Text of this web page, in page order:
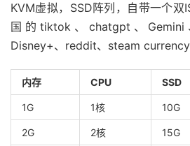
KVM虚拟，SSD阵列，自带一个双
国的tiktok、chatgpt、Gemini
Disney+、reddit、steam
内存 CPU SSD
1G 1核 10G
2G 2核 15G